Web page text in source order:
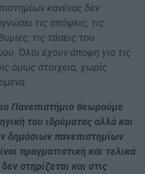
κανένας δεν
τις απόψεις, τις
τις τάσεις του
Όλοι έχουν άποψη για τις
όμως στοιχεία, χωρίς
Πανεπιστήμιο θεωρούμε
του ιδρύματος αλλά και
δημόσιων πανεπιστημίων
πραγματιστική και τελικά
στηρίζεται και στις